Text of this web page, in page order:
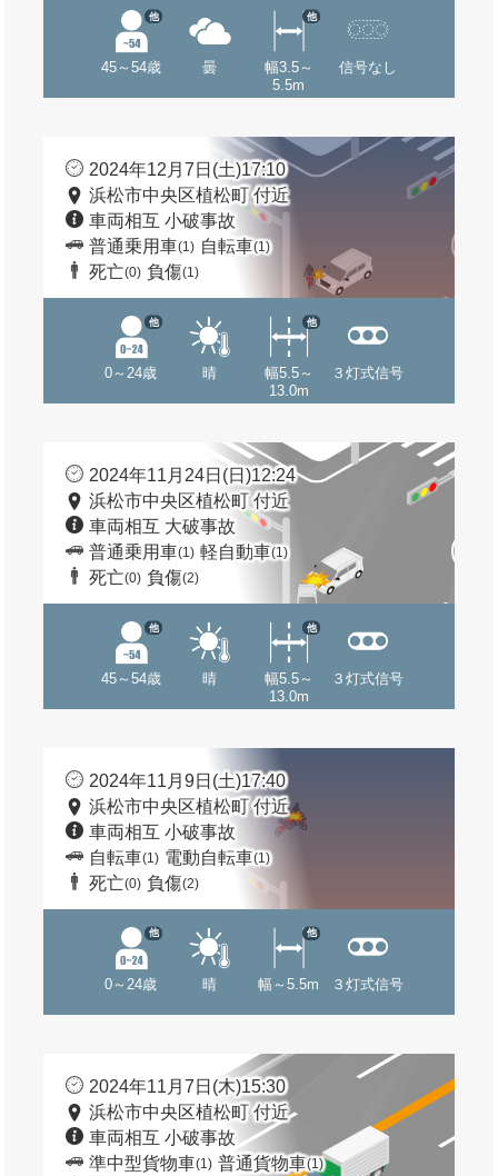
45～54歳
他
曇
幅3.5～
5.5m
他
信号なし
2024年12月7日(土)17:10
浜松市中央区植松町 付近
車両相互 小破事故
普通乗用車(1) 自転車(1)
死亡(0) 負傷(1)
0～24歳
他
晴
幅5.5～
13.0m
他
３灯式信号
2024年11月24日(日)12:24
浜松市中央区植松町 付近
車両相互 大破事故
普通乗用車(1) 軽自動車(1)
死亡(0) 負傷(2)
45～54歳
他
晴
幅5.5～
13.0m
他
３灯式信号
2024年11月9日(土)17:40
浜松市中央区植松町 付近
車両相互 小破事故
自転車(1) 電動自転車(1)
死亡(0) 負傷(2)
0～24歳
他
晴 幅～5.5m
他
３灯式信号
2024年11月7日(木)15:30
浜松市中央区植松町 付近
車両相互 小破事故
準中型貨物車(1) 普通貨物車(1)